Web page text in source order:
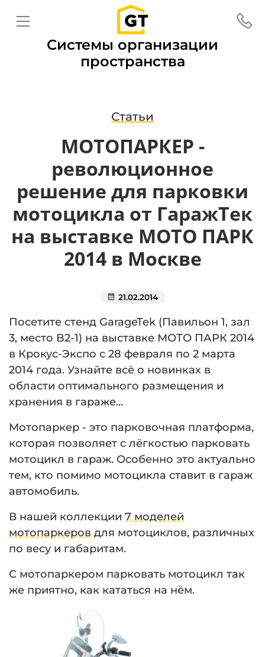
Системы организации
пространства
Статьи
МОТОПАРКЕР -
революционное
решение для парковки
мотоцикла от ГаражТек
на выставке МОТО ПАРК
2014 в Москве
21.02.2014
Посетите стенд GarageTek (Павильон 1, зал
3, место B2-1) на выставке МОТО ПАРК 2014
в Крокус-Экспо с 28 февраля по 2 марта
2014 года. Узнайте всё о новинках в
области оптимального размещения и
хранения в гараже...
Мотопаркер - это парковочная платформа,
которая позволяет с лёгкостью парковать
мотоцикл в гараж. Особенно это актуально
тем, кто помимо мотоцикла ставит в гараж
автомобиль.
В нашей коллекции 7 моделей
мотопаркеров для мотоциклов, различных
по весу и габаритам.
С мотопаркером парковать мотоцикл так
же приятно, как кататься на нём.